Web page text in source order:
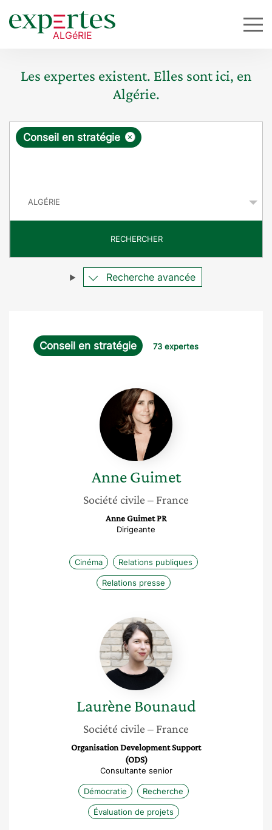
Les expertes existent. Elles sont ici, en
Algérie.
R
ê
e
×
Conseil en stratégie
RECHERCHER
Recherche avancée
Conseil en stratégie 73 expertes
Anne
Guimet
Anne Guimet
Société civile – France
Anne Guimet PR
Dirigeante
Cinéma Relations publiques
Relations presse
Laurène
Bounaud
Laurène Bounaud
Société civile – France
Organisation Development Support
(ODS)
Consultante senior
Démocratie Recherche
Évaluation de projets